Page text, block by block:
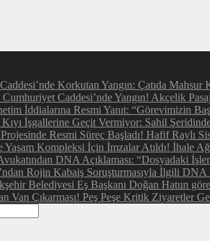
Korkutan Yangın: Çatıda Mahsur
Caddesi’nde Yangın! Akçelik
İddialarına Resmi Yanıt: “Görevimizin
İşgallerine Geçit Vermiyor: Sahil
Resmi Süreç Başladı! Hafif Raylı
Yaşam Kompleksi İçin İmzalar Atıldı! İhale
DNA Açıklaması: “Dosyadaki
Rojin Kabaiş Soruşturmasıyla İlgili DNA
Belediyesi Eş Başkanı Doğan Hatun
Van Çıkarması! Peş Peşe Kritik Ziyaretler